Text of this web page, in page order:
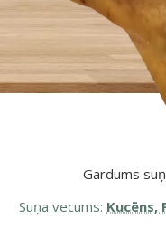
Gardums
Suņa vecums: Kucēns,